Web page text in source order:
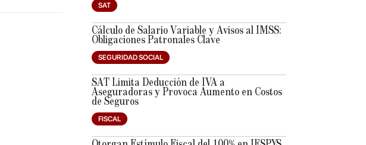
SAT
Cálculo de Salario Variable y Avisos al IMSS:
Obligaciones Patronales Clave
SEGURIDAD SOCIAL
SAT Limita Deducción de IVA a
Aseguradoras y Provoca Aumento en Costos
de Seguros
FISCAL